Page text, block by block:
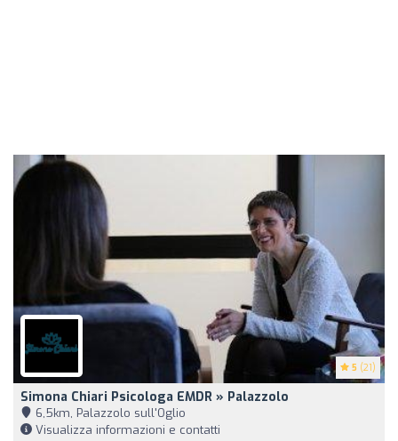
5 (21)
Simona Chiari Psicologa EMDR » Palazzolo
6,5km, Palazzolo sull'Oglio
Visualizza informazioni e contatti